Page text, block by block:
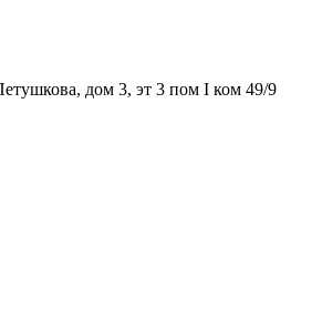
дом 3, эт 3 пом I ком 49/9